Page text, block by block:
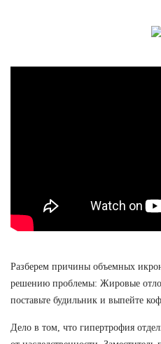
Разберем причины объемных
решению проблемы: Жировые
поставьте будильник и выпейте
Дело в том, что гипертрофия